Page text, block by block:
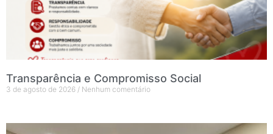
Transparência e Compromisso Social
3 de agosto de 2026 Nenhum comentário